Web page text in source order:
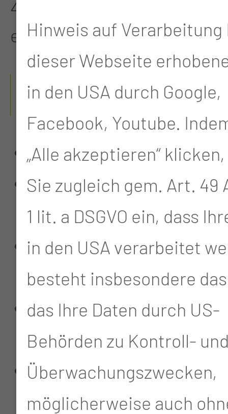
ermitteln.
ZU UNSEREN
LEISTUNGEN GEHÖREN:
Kleines Blutbild
Großes Blutbild
(Zelldifferenzierung)
Bestimmung von
Retikulozyten
Bestimmung unreifer
Thrombozyten
Zytomorphologie von
Blut- und
Hinweis auf Verarbeitung
dieser Webseite
in den USA durch Google,
Facebook, Youtube.
„Alle akzeptieren“
Sie zugleich gem. Art. 49
1 lit. a DSGVO ein, dass
in den USA verarbeitet
besteht insbesondere
das Ihre Daten durch US-
Behörden zu Kontroll-
Überwachungszwecken,
möglicherweise auch